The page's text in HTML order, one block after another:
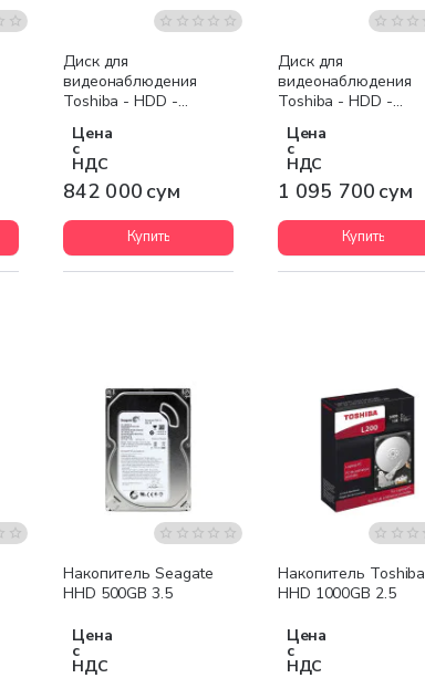
Диск для
видеонаблюдения
Toshiba - HDD -
Цена
с
НДС
842 000 сум
Купить
Бесплатная доставка
Диск для
видеонаблюдения
Toshiba - HDD -
Цена
с
НДС
1 095 700 сум
Купить
Накопитель Seagate
HHD 500GB 3.5
Цена
с
НДС
Накопитель Toshiba
HHD 1000GB 2.5
Цена
с
НДС